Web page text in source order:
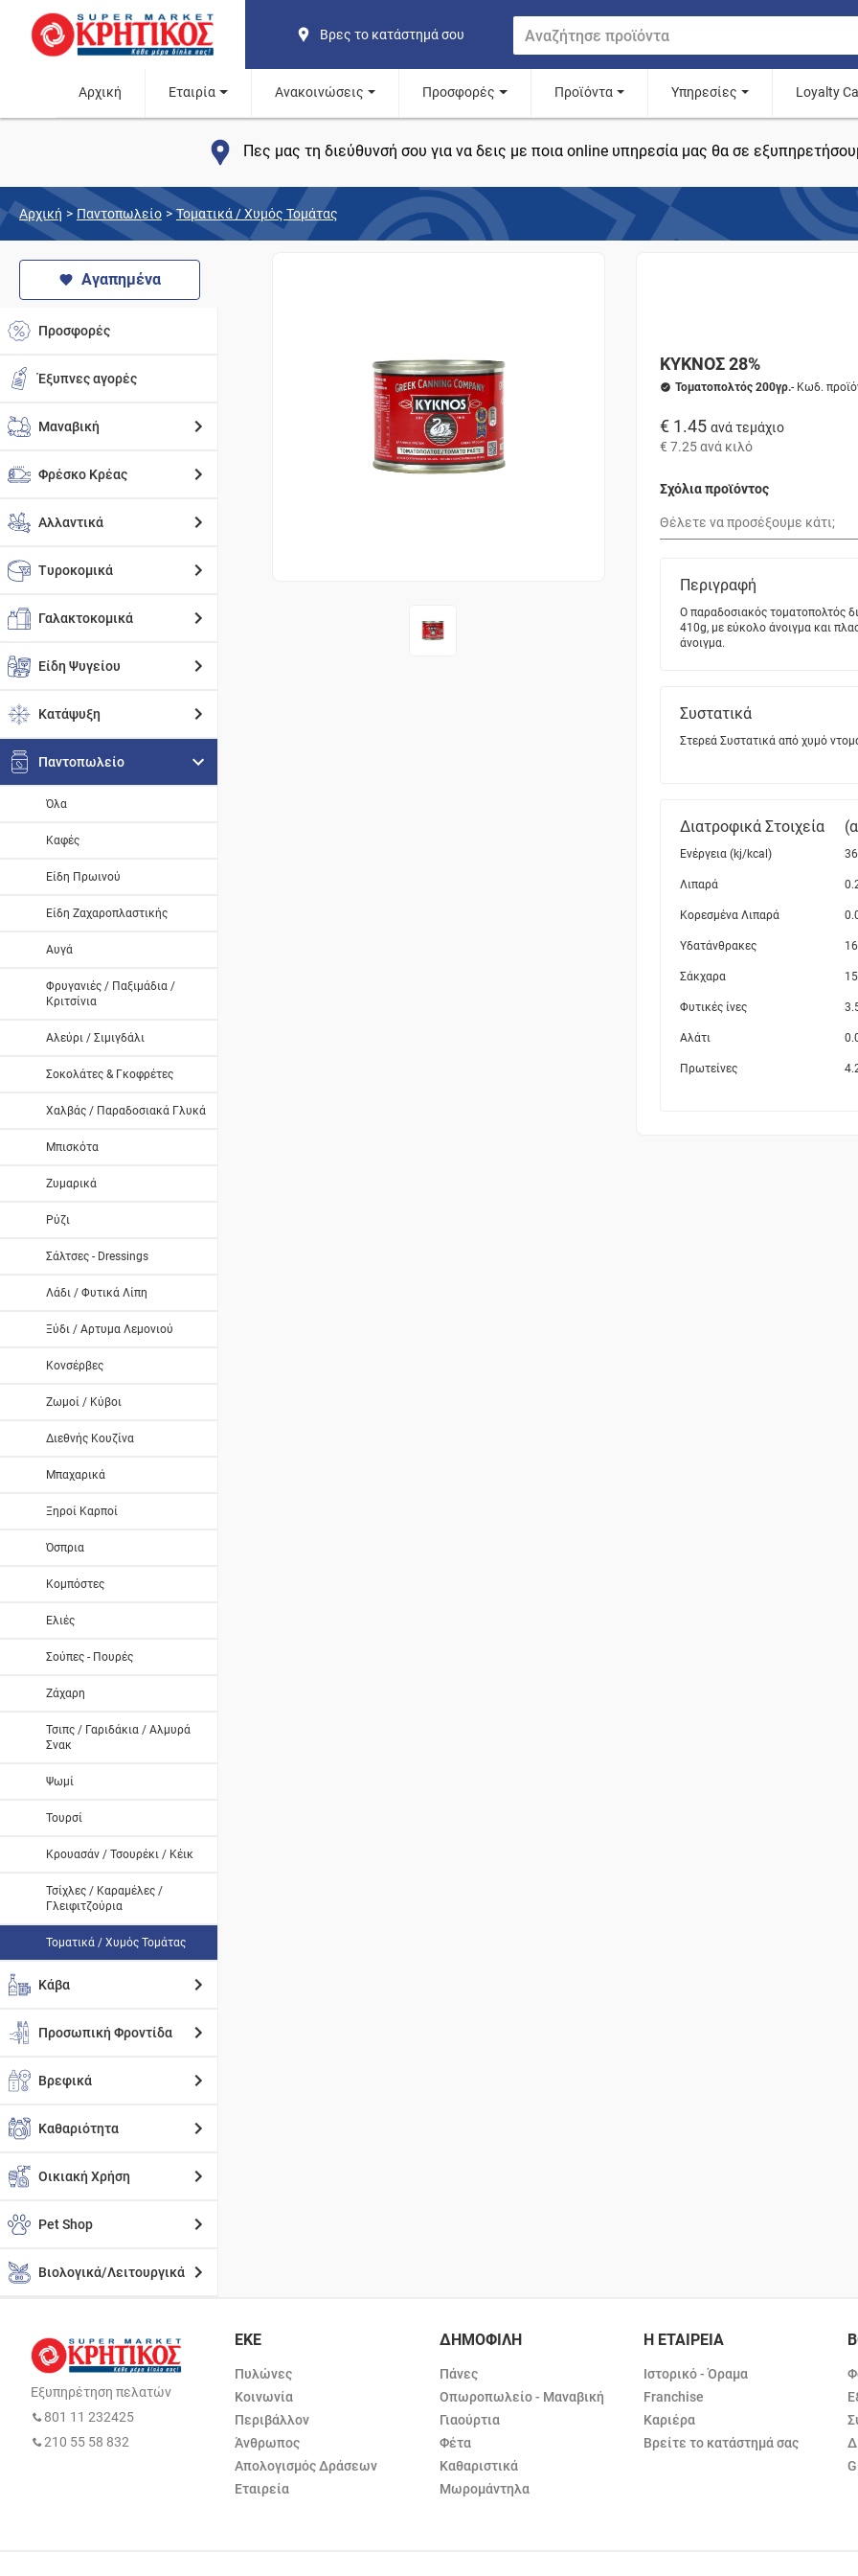
Βρες το κατάστημά σου
Αρχική Εταιρία Ανακοινώσεις Προσφορές Προϊόντα Υπηρεσίες Loyalty
Πες μας τη διεύθυνσή σου για να δεις με ποια online υπηρεσία μας θα σε
Αρχική > Παντοπωλείο > Τοματικά / Χυμός Τομάτας
Αγαπημένα
Προσφορές
Έξυπνες αγορές
Μαναβική
Φρέσκο Κρέας
Αλλαντικά
Τυροκομικά
Γαλακτοκομικά
Είδη Ψυγείου
Κατάψυξη
Παντοπωλείο
Όλα
Καφές
Είδη Πρωινού
Είδη Ζαχαροπλαστικής
Αυγά
Φρυγανιές / Παξιμάδια /
Κριτσίνια
Αλεύρι / Σιμιγδάλι
Σοκολάτες & Γκοφρέτες
Χαλβάς / Παραδοσιακά Γλυκά
Μπισκότα
Ζυμαρικά
Ρύζι
Σάλτσες - Dressings
Λάδι / Φυτικά Λίπη
Ξύδι / Αρτυμα Λεμονιού
Κονσέρβες
Ζωμοί / Κύβοι
Διεθνής Κουζίνα
Μπαχαρικά
Ξηροί Καρποί
Όσπρια
Κομπόστες
Ελιές
Σούπες - Πουρές
Ζάχαρη
Τσιπς / Γαριδάκια / Αλμυρά
Σνακ
Ψωμί
Τουρσί
Κρουασάν / Τσουρέκι / Κέικ
Τσίχλες / Καραμέλες /
Γλειφιτζούρια
Τοματικά / Χυμός Τομάτας
Κάβα
Προσωπική Φροντίδα
Βρεφικά
Καθαριότητα
Οικιακή Χρήση
Pet Shop
Βιολογικά/Λειτουργικά
ΚΥΚΝΟΣ 28%
Τοματοπολτός 200γρ.- Κωδ.
€ 1.45 ανά τεμάχιο
€ 7.25ανά κιλό
Σχόλια προϊόντος
Περιγραφή
Ο παραδοσιακός τοματοπολτός
410g, με εύκολο άνοιγμα και
άνοιγμα.
Συστατικά
Στερεά Συστατικά από χυμό
Διατροφικά Στοιχεία
Ενέργεια (kj/kcal)
Λιπαρά
Κορεσμένα Λιπαρά
Υδατάνθρακες
Σάκχαρα 15
Φυτικές ίνες
Αλάτι
Πρωτείνες
Εξυπηρέτηση πελατών
801 11 232425
210 55 58 832
ΕΚΕ
Πυλώνες
Κοινωνία
Περιβάλλον
Άνθρωπος
Απολογισμός Δράσεων
Εταιρεία
ΔΗΜΟΦΙΛΗ
Πάνες
Οπωροπωλείο - Μαναβική
Γιαούρτια
Φέτα
Καθαριστικά
Μωρομάντηλα
Η ΕΤΑΙΡΕΙΑ
Ιστορικό - Όραμα
Franchise
Καριέρα
Βρείτε το κατάστημά σας